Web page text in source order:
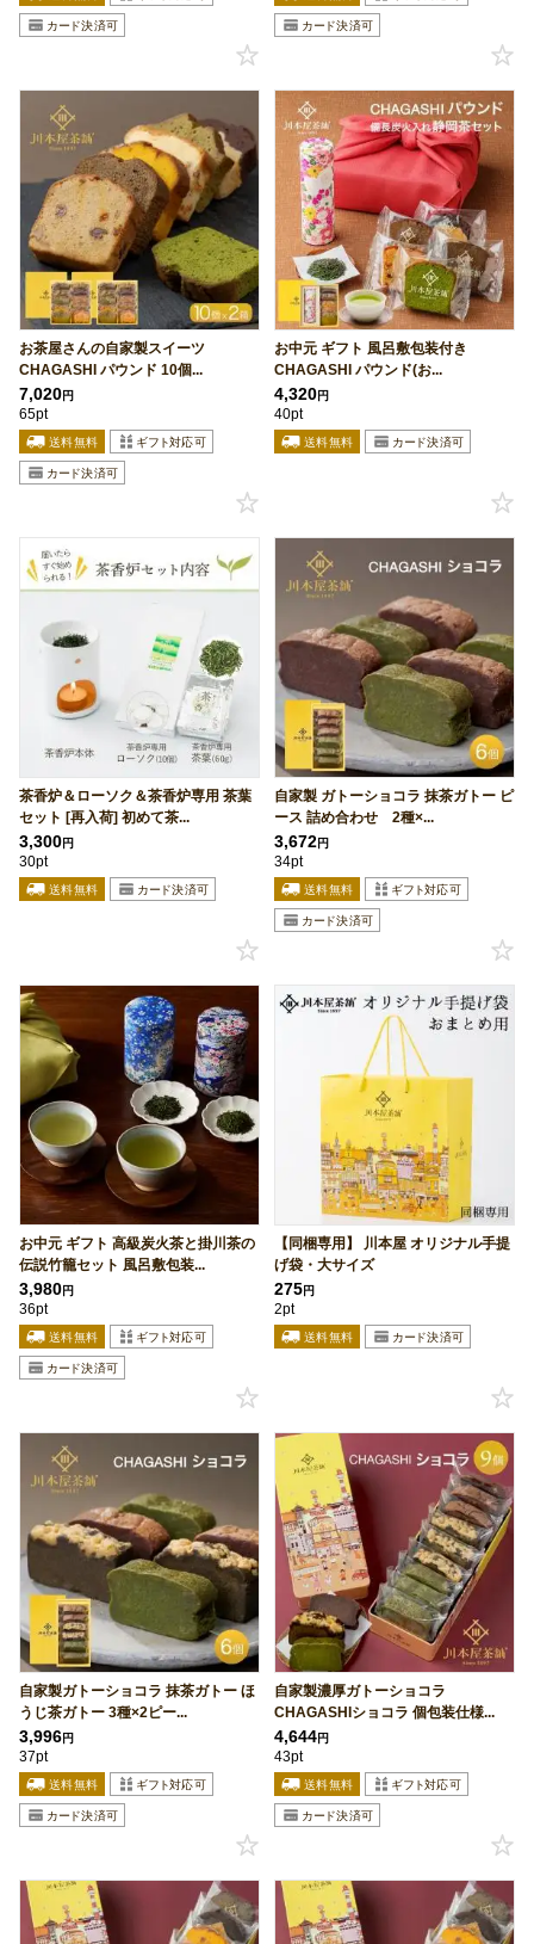
お茶屋さんの自家製スイーツ
CHAGASHI パウンド 10個...
7,020円
65pt
お中元 ギフト 風呂敷包装付き
CHAGASHI パウンド(お...
4,320円
40pt
茶香炉＆ローソク＆茶香炉専用 茶葉
セット [再入荷] 初めて茶...
3,300円
30pt
自家製 ガトーショコラ 抹茶ガトー ピ
ース 詰め合わせ 2種×...
3,672円
34pt
お中元 ギフト 高級炭火茶と掛川茶の
伝説竹籠セット 風呂敷包装...
3,980円
36pt
【同梱専用】 川本屋 オリジナル手提
げ袋・大サイズ
275円
2pt
自家製ガトーショコラ 抹茶ガトー ほ
うじ茶ガトー 3種×2ピー...
3,996円
37pt
自家製濃厚ガトーショコラ
CHAGASHIショコラ 個包装仕様...
4,644円
43pt